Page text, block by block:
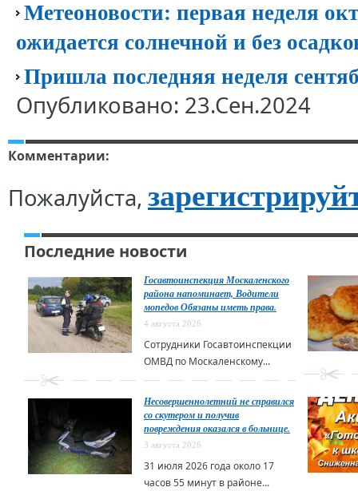
Метеоновости: первая неделя
ожидается солнечной и без
Пришла последняя неделя
Опубликовано: 23.Сен.2024
Комментарии:
Пожалуйста,
Последние новости
Госавтоинспекция Москаленского
района напоминает, Водители
мопедов Обязаны иметь права.
4 августа 2026
Сотрудники Госавтоинспекции
ОМВД по Москаленскому...
Несовершеннолетний не справился
со скутером и получив
повреждения оказался в больнице.
3 августа 2026
31 июля 2026 года около 17
часов 55 минут в районе...